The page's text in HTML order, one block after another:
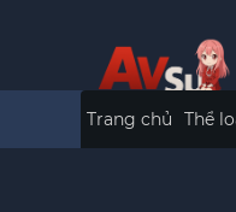
Trang chủ Thể